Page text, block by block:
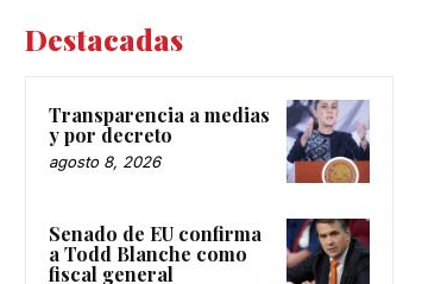
Destacadas
Transparencia a medias
y por decreto
agosto 8, 2026
Senado de EU confirma
a Todd Blanche como
fiscal general